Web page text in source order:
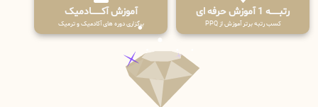
رتبــــــه 1 آموزش حرفه ای
کسب رتبه برتر آموزش از PPQ
آموزش آکـــــــادمیک
برگزاری دوره های آکادمیک و ترمیک